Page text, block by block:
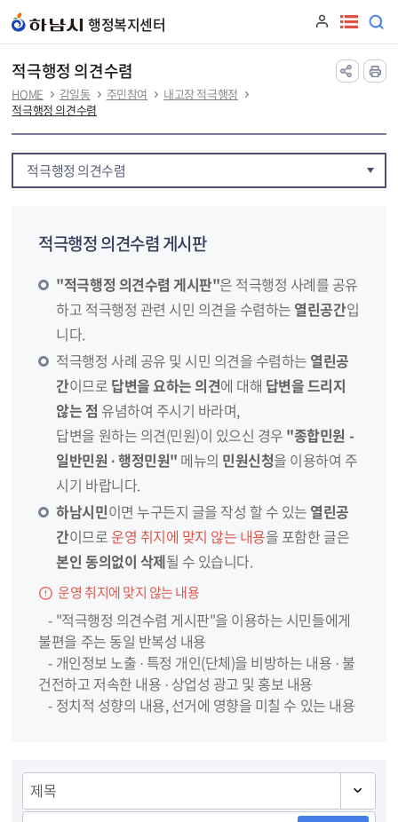
행정복지센터
적극행정 의견수렴
HOME 감일동 주민참여
내고장 적극행정
적극행정 의견수렴
적극행정 의견수렴
적극행정 의견수렴 게시판
"적극행정 의견수렴 게시판"은 적극행정 사례를 공유
하고 적극행정 관련 시민 의견을 수렴하는 열린공간입
니다.
적극행정 사례 공유 및 시민 의견을 수렴하는 열린공
간이므로 답변을 요하는 의견에 대해 답변을 드리지
않는 점 유념하여 주시기 바라며,
답변을 원하는 의견(민원)이 있으신 경우 "종합민원 -
일반민원 · 행정민원" 메뉴의 민원신청을 이용하여 주
시기 바랍니다.
하남시민이면 누구든지 글을 작성 할 수 있는 열린공
간이므로 운영 취지에 맞지 않는 내용을 포함한 글은
본인 동의없이 삭제될 수 있습니다.
운영 취지에 맞지 않는 내용
- "적극행정 의견수렴 게시판"을 이용하는 시민들에게
불편을 주는 동일 반복성 내용
- 개인정보 노출 · 특정 개인(단체)을 비방하는 내용 · 불
건전하고 저속한 내용 · 상업성 광고 및 홍보 내용
- 정치적 성향의 내용, 선거에 영향을 미칠 수 있는 내용